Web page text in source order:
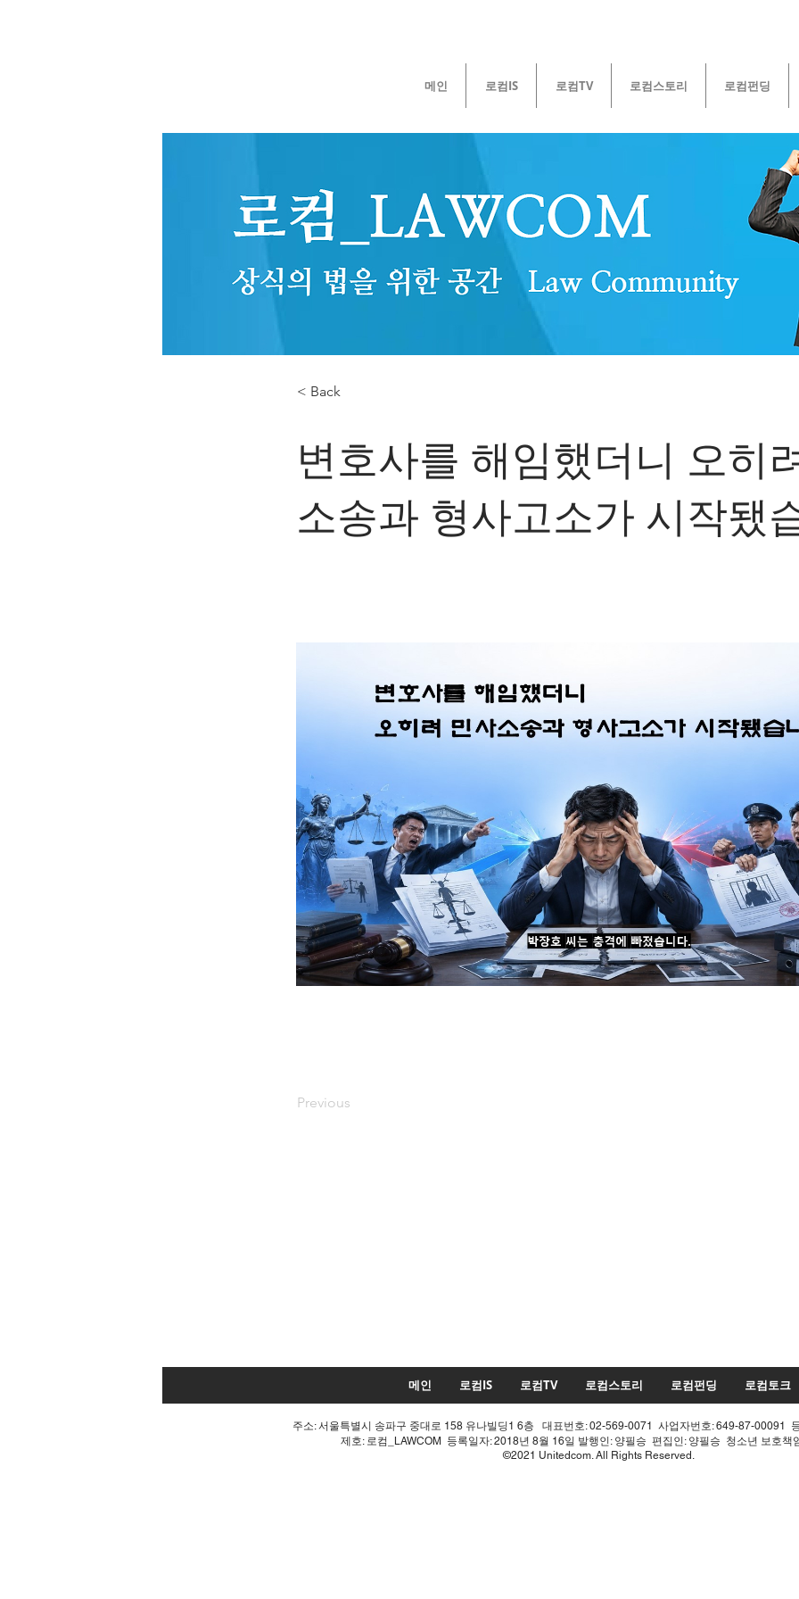
메인 로컴IS 로컴TV 로컴스토리 로컴펀딩
< Back
변호사를 해임했더니 오히
소송과 형사고소가 시작됐
Previous
메인 로컴IS 로컴TV 로컴스토리 로컴펀딩 로컴토크
주소: 서울특별시 송파구 중대로 158 유나빌딩1 6층 대표번호: 02-569-0071 사업자번호: 649-87-00091
제호: 로컴_LAWCOM 등록일자: 2018년 8월 16일 발행인: 양필승 편집인: 양필승 청소년 보호
©2021 Unitedcom. All Rights Reserved.